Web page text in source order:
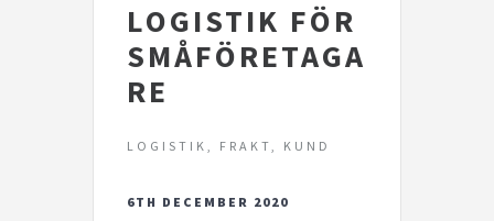
LOGISTIK FÖR
SMÅFÖRETAGA
RE
LOGISTIK, FRAKT, KUND
6TH DECEMBER 2020